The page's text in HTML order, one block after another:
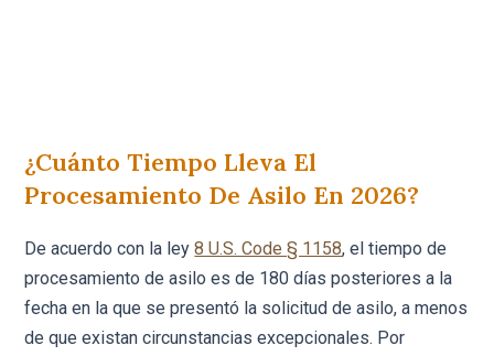
¿Cuánto Tiempo Lleva El
Procesamiento De Asilo En 2026?
De acuerdo con la ley8 U.S. Code § 1158, el tiempo de
procesamiento de asilo es de 180 días posteriores a la
fecha en la que se presentó la solicitud de asilo, a menos
de que existan circunstancias excepcionales. Por